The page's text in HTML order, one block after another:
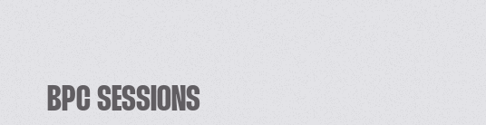
BPC SESSIONS